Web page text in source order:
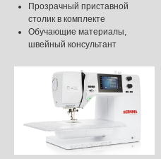
Прозрачный приставной
столик в комплекте
Обучающие материалы,
швейный консультант